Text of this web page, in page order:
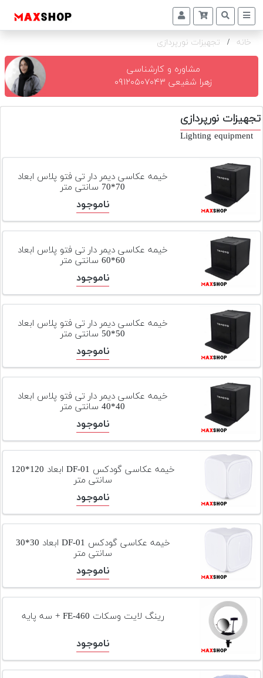
دوربین
و
تجهیزات
و
اکسسوری
دست
دوم
خرید
اقساطی
اجاره
دوربین
و
تجهیزات
مکث
پلاس
افزودن
محصول
دوم
لیست
قیمت
دوربین
بله
خانه / تجهیزات نورپردازی
مشاوره و کارشناسی
زهرا شفیعی ۰۹۱۲۰۵۰۷۰۴۳
تجهیزات نورپردازی
Lighting equipment
خیمه عکاسی دیمر دار تی فتو پلاس ابعاد
70*70 سانتی متر
ناموجود
خیمه عکاسی دیمر دار تی فتو پلاس ابعاد
60*60 سانتی متر
ناموجود
خیمه عکاسی دیمر دار تی فتو پلاس ابعاد
50*50 سانتی متر
ناموجود
خیمه عکاسی دیمر دار تی فتو پلاس ابعاد
40*40 سانتی متر
ناموجود
خیمه عکاسی گودکس DF-01 ابعاد 120*120
سانتی متر
ناموجود
خیمه عکاسی گودکس DF-01 ابعاد 30*30
سانتی متر
ناموجود
رینگ لایت وسکات FE-460 + سه پایه
ناموجود